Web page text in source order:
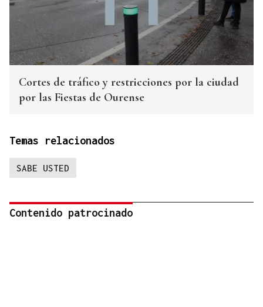
Cortes de tráfico y restricciones por la ciudad
por las Fiestas de Ourense
Temas relacionados
SABE USTED
Contenido patrocinado